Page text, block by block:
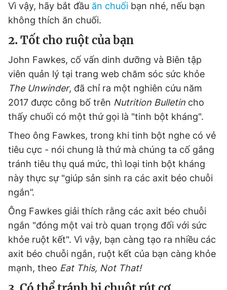
Vì vậy, hãy bắt đầu ăn chuối bạn nhé, nếu bạn
không thích ăn chuối.
2. Tốt cho ruột của bạn
John Fawkes, cố vấn dinh dưỡng và Biên tập
viên quản lý tại trang web chăm sóc sức khỏe
The Unwinder, đã chỉ ra một nghiên cứu năm
2017 được công bố trên Nutrition Bulletin cho
thấy chuối có một thứ gọi là "tinh bột kháng".
Theo ông Fawkes, trong khi tinh bột nghe có vẻ
tiêu cực - nói chung là thứ mà chúng ta cố gắng
tránh tiêu thụ quá mức, thì loại tinh bột kháng
này thực sự "giúp sản sinh ra các axit béo chuỗi
ngắn”.
Ông Fawkes giải thích rằng các axit béo chuỗi
ngắn "đóng một vai trò quan trọng đối với sức
khỏe ruột kết". Vì vậy, bạn càng tạo ra nhiều các
axit béo chuỗi ngắn, ruột kết của bạn càng khỏe
mạnh, theo Eat This, Not That!